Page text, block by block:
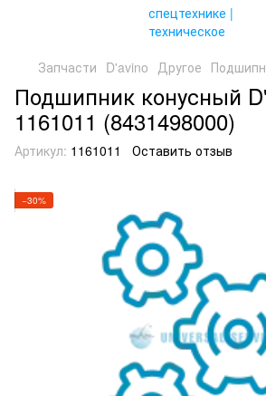
Запчасти D'avino Другое
Подшипник конусный
1161011 (8431498000)
Артикул: 1161011 Оставить отзыв
−30%